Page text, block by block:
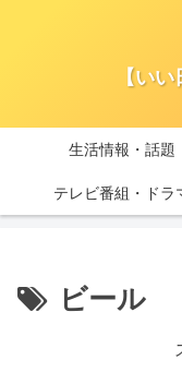
【い
生活情報・話題
テレビ番組・ドラ
ビール